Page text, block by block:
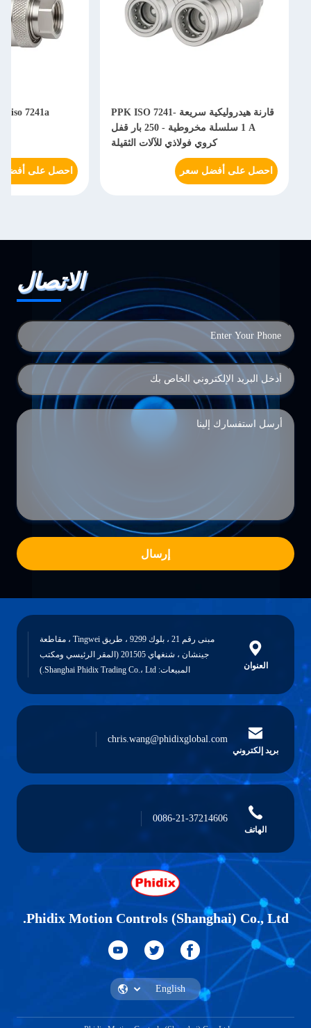
قارنة هيدروليكية سريعة PPK ISO 7241-
1 A سلسلة مخروطية - 250 بار قفل
كروي فولاذي للآلات الثقيلة
احصل على أفضل سعر احصل على
الاتصال
إرسال
العنوان
مبنى رقم 21 ، بلوك 9299 ، طريق Tingwei ، مقاطعة
جينشان ، شنغهاي 201505 (المقر الرئيسي ومكتب
المبيعات: Shanghai Phidix Trading Co.، Ltd.)
بريد إلكتروني
chris.wang@phidixglobal.com
الهاتف
0086-21-37214606
Phidix Motion Controls (Shanghai) Co., Ltd.